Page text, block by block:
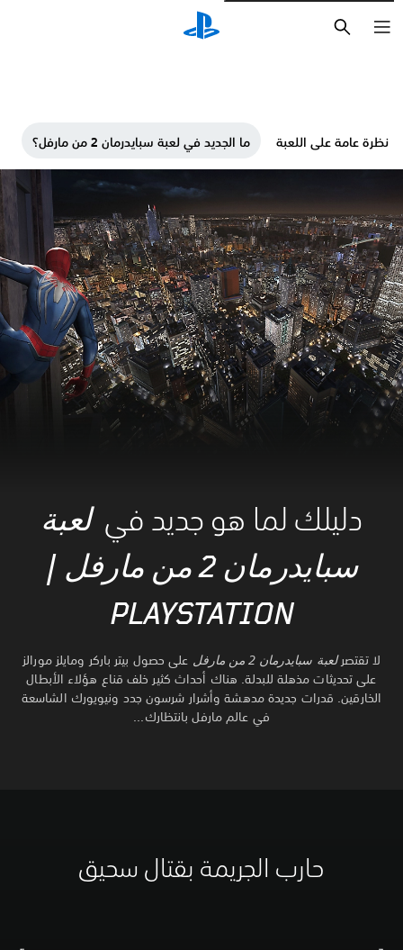
نظرة عامة على اللعبة ما الجديد في لعبة سبايدرمان 2 من مارفل؟
دليلك لما هو جديد فيلعبة
سبايدرمان 2 من مارفل |
PLAYSTATION
لا تقتصرلعبة سبايدرمان 2 من مارفل
على حصول بيتر باركر ومايلز مورالز
على تحديثات مذهلة للبدلة. هناك أحداث كثير خلف قناع هؤلاء الأبطال
الخارقين. قدرات جديدة مدهشة وأشرار شرسون جدد ونيويورك الشاسعة
في عالم مارفل بانتظارك...
حارب الجريمة بقتال سحيق